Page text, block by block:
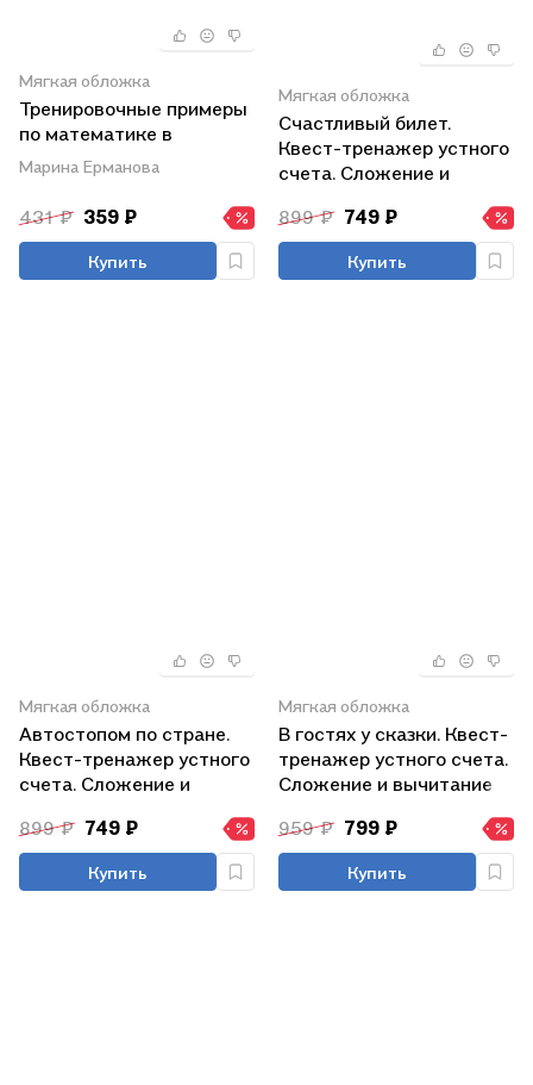
Мягкая обложка
Тренировочные примеры
по математике в
картинках для
раскрашивания и для
закрепления учебного
материала. 1-4 классы
Марина Ерманова
431 ₽ 359 ₽
Купить
Мягкая обложка
Счастливый билет.
Квест-тренажер устного
счета. Сложение и
100. 1–2 классы
899 ₽ 749 ₽
Купить
Мягкая обложка
Автостопом по стране.
Квест-тренажер устного
счета. Сложение и
899 ₽ 749 ₽
Купить
Мягкая обложка
В гостях у сказки. Квест-
тренажер устного счета.
Сложение и вычитание
959 ₽ 799 ₽
Купить